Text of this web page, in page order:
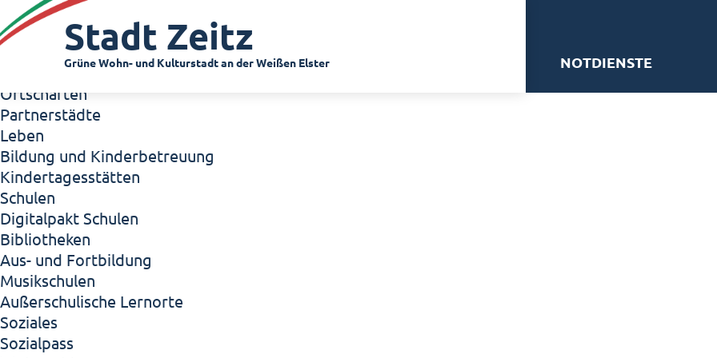
Zeitz - Die Kleinstadt
Willkommen in Zeitz!
Interview mit Oberbürgermeister Christian Thieme
Zeitz - Stadt der Zukunft
Ortschaften
Partnerstädte
Leben
Bildung und Kinderbetreuung
Kindertagesstätten
Schulen
Digitalpakt Schulen
Bibliotheken
Aus- und Fortbildung
Musikschulen
Außerschulische Lernorte
Soziales
Sozialpass
Stadt Zeitz
Grüne Wohn- und Kulturstadt an der Weißen Elster NOTDIENSTE